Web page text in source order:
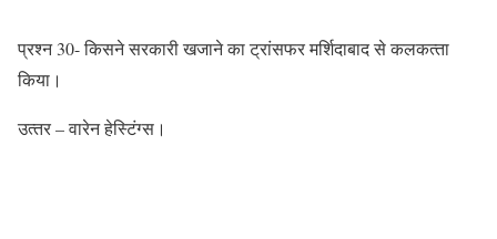
प्रश्‍न 30- किसने सरकारी खजाने का ट्रांसफर मर्शिदाबाद से कलकत्‍ता
किया।
उत्‍तर – वारेन हेस्टिंग्‍स।